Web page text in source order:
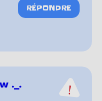
réactions
RÉPONDRE
._.